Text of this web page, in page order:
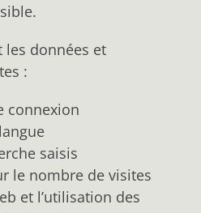
les données et
:
connexion
saisis
le nombre de visites
et l’utilisation des